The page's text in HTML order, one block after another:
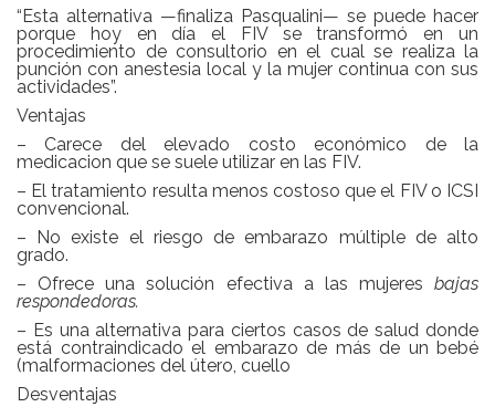
“Esta alternativa —finaliza Pasqualini— se puede hacer
porque hoy en día el FIV se transformó en un
procedimiento de consultorio en el cual se realiza la
punción con anestesia local y la mujer continua con sus
actividades”.
Ventajas
– Carece del elevado costo económico de la
medicacion que se suele utilizar en las FIV.
– El tratamiento resulta menos costoso que el FIV o ICSI
convencional.
– No existe el riesgo de embarazo múltiple de alto
grado.
– Ofrece una solución efectiva a las mujeres bajas
respondedoras.
– Es una alternativa para ciertos casos de salud donde
está contraindicado el embarazo de más de un bebé
(malformaciones del útero, cuello
Desventajas